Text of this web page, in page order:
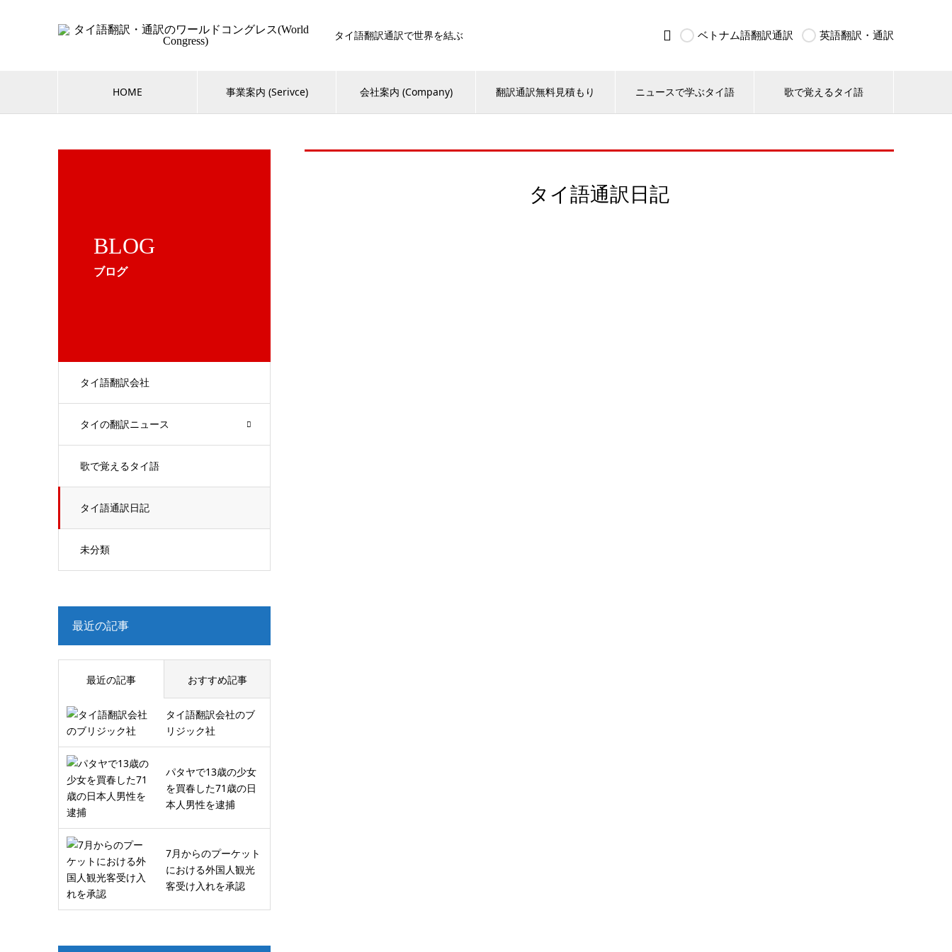
タイ語翻訳通訳で世界を結ぶ  ベトナム語翻訳通訳 英語翻訳・通訳
HOME 事業案内 (Serivce) 会社案内 (Company) 翻訳通訳無料見積もり ニュースで学ぶタイ語 歌で覚えるタイ語
BLOG
ブログ
タイ語翻訳会社
タイの翻訳ニュース
歌で覚えるタイ語
タイ語通訳日記
未分類
タイ語通訳日記
最近の記事
最近の記事 おすすめ記事
タイ語翻訳会社のブ
リジック社
パタヤで13歳の少女
を買春した71歳の日
本人男性を逮捕
7月からのプーケット
における外国人観光
客受け入れを承認